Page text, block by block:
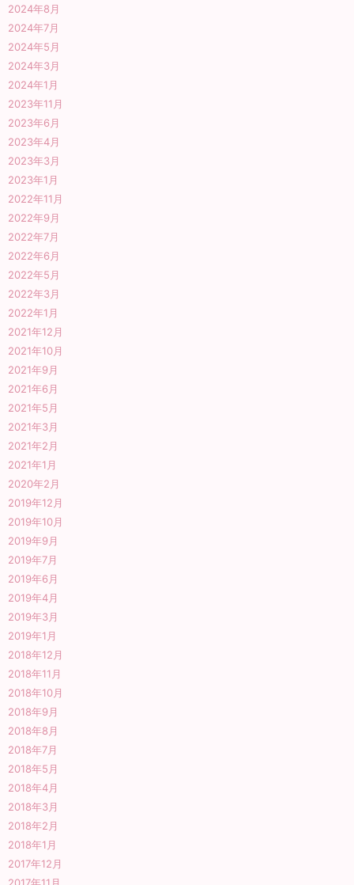
2024年8月
2024年7月
2024年5月
2024年3月
2024年1月
2023年11月
2023年6月
2023年4月
2023年3月
2023年1月
2022年11月
2022年9月
2022年7月
2022年6月
2022年5月
2022年3月
2022年1月
2021年12月
2021年10月
2021年9月
2021年6月
2021年5月
2021年3月
2021年2月
2021年1月
2020年2月
2019年12月
2019年10月
2019年9月
2019年7月
2019年6月
2019年4月
2019年3月
2019年1月
2018年12月
2018年11月
2018年10月
2018年9月
2018年8月
2018年7月
2018年5月
2018年4月
2018年3月
2018年2月
2018年1月
2017年12月